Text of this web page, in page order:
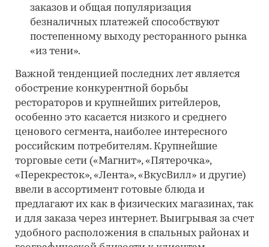
заказов и общая популяризация
безналичных платежей способствуют
постепенному выходу ресторанного рынка
«из тени».
Важной тенденцией последних лет является
обострение конкурентной борьбы
рестораторов и крупнейших ритейлеров,
особенно это касается низкого и среднего
ценового сегмента, наиболее интересного
российским потребителям. Крупнейшие
торговые сети («Магнит», «Пятерочка»,
«Перекресток», «Лента», «ВкусВилл» и другие)
ввели в ассортимент готовые блюда и
предлагают их как в физических магазинах, так
и для заказа через интернет. Выигрывая за счет
удобного расположения в спальных районах и